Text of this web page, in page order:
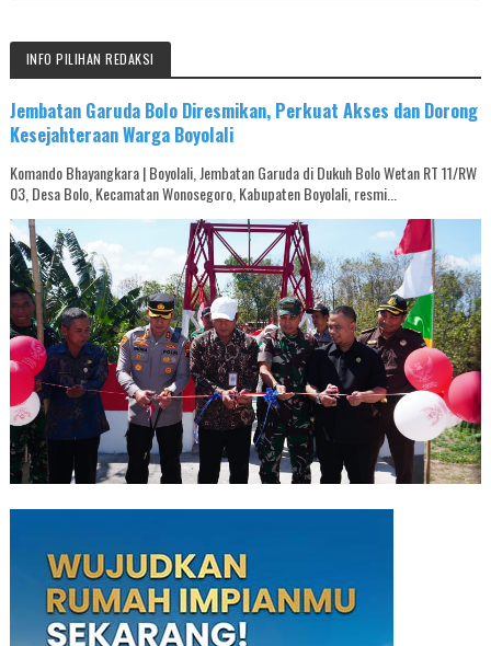
INFO PILIHAN REDAKSI
Jembatan Garuda Bolo Diresmikan, Perkuat Akses dan Dorong
Kesejahteraan Warga Boyolali
Komando Bhayangkara | Boyolali, Jembatan Garuda di Dukuh Bolo Wetan RT 11/RW
03, Desa Bolo, Kecamatan Wonosegoro, Kabupaten Boyolali, resmi...